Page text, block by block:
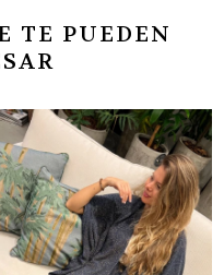
TE PUEDEN